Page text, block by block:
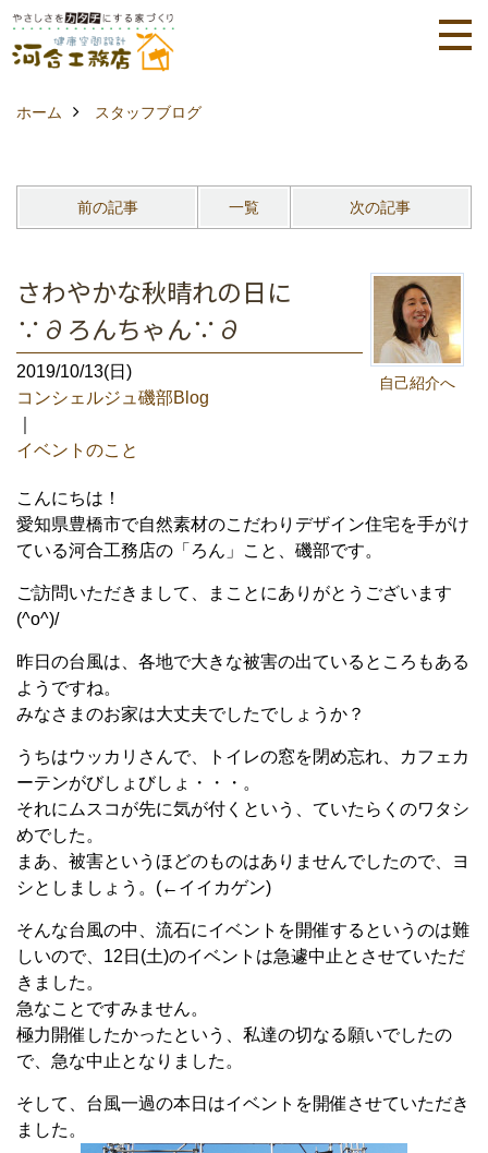
ホーム スタッフブログ
前の記事 一覧 次の記事
自己紹介へ
さわやかな秋晴れの日に
∵∂ろんちゃん∵∂
2019/10/13(日)
コンシェルジュ磯部Blog
イベントのこと
こんにちは！
愛知県豊橋市で自然素材のこだわりデザイン住宅を手がけ
ている河合工務店の「ろん」こと、磯部です。
ご訪問いただきまして、まことにありがとうございます
(^o^)/
昨日の台風は、各地で大きな被害の出ているところもある
ようですね。
みなさまのお家は大丈夫でしたでしょうか？
うちはウッカリさんで、トイレの窓を閉め忘れ、カフェカ
ーテンがびしょびしょ・・・。
それにムスコが先に気が付くという、ていたらくのワタシ
めでした。
まあ、被害というほどのものはありませんでしたので、ヨ
シとしましょう。(←イイカゲン)
そんな台風の中、流石にイベントを開催するというのは難
しいので、12日(土)のイベントは急遽中止とさせていただ
きました。
急なことですみません。
極力開催したかったという、私達の切なる願いでしたの
で、急な中止となりました。
そして、台風一過の本日はイベントを開催させていただき
ました。